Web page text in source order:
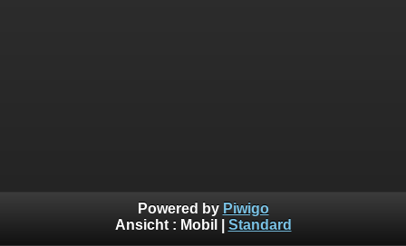
Powered by Piwigo
Ansicht : Mobil Standard